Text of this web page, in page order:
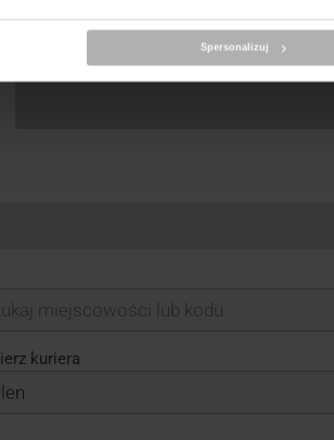
Spersonalizuj
kuriera